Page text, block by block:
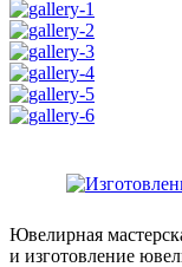
Ювелирная
и изготовление